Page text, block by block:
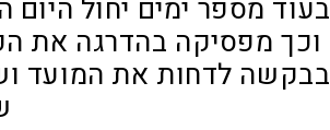
בעוד מספר ימים יחול
וכך מפסיקה בהדרגה את
בבקשה לדחות את המועד